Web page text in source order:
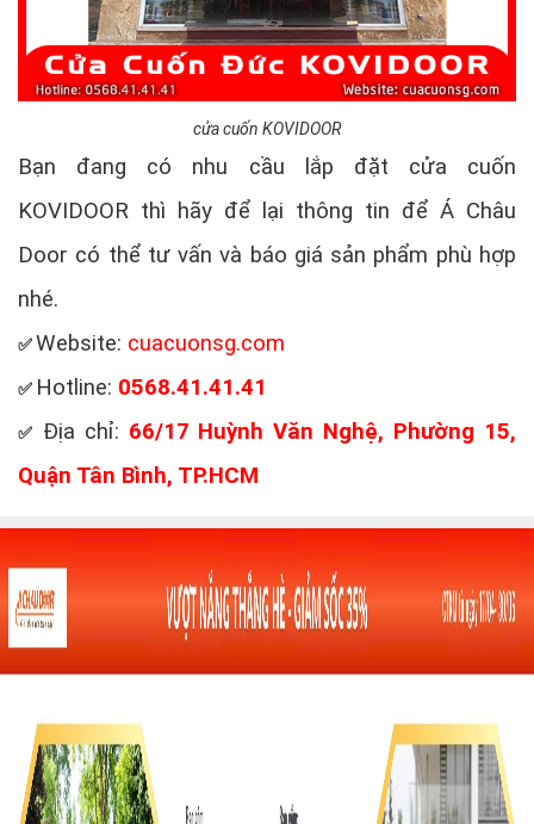
cửa cuốn KOVIDOOR
Bạn đang có nhu cầu lắp đặt cửa cuốn
KOVIDOOR thì hãy để lại thông tin để Á Châu
Door có thể tư vấn và báo giá sản phẩm phù hợp
nhé.
✅Website: cuacuonsg.com
✅ Hotline: 0568.41.41.41
✅ Địa chỉ: 66/17 Huỳnh Văn Nghệ, Phường 15,
Quận Tân Bình, TP.HCM